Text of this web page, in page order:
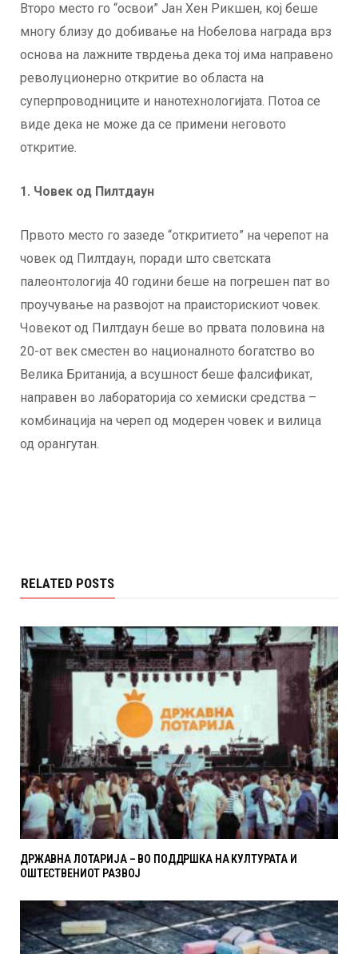
Второ место го “освои” Јан Хен Рикшен, кој беше
многу близу до добивање на Нобелова награда врз
основа на лажните тврдења дека тој има направено
револуционерно откритие во областа на
суперпроводниците и нанотехнологијата. Потоа се
виде дека не може да се примени неговото
откритие.
1. Човек од Пилтдаун
Првото место го зазеде “откритието” на черепот на
човек од Пилтдаун, поради што светската
палеонтологија 40 години беше на погрешен пат во
проучување на развојот на праисторискиот човек.
Човекот од Пилтдаун беше во првата половина на
20-от век сместен во националното богатство во
Велика Британија, а всушност беше фалсификат,
направен во лабораторија со хемиски средства –
комбинација на череп од модерен човек и вилица
од орангутан.
RELATED POSTS
ДРЖАВНА ЛОТАРИЈА – ВО ПОДДРШКА НА КУЛТУРАТА И
ОШТЕСТВЕНИОТ РАЗВОЈ